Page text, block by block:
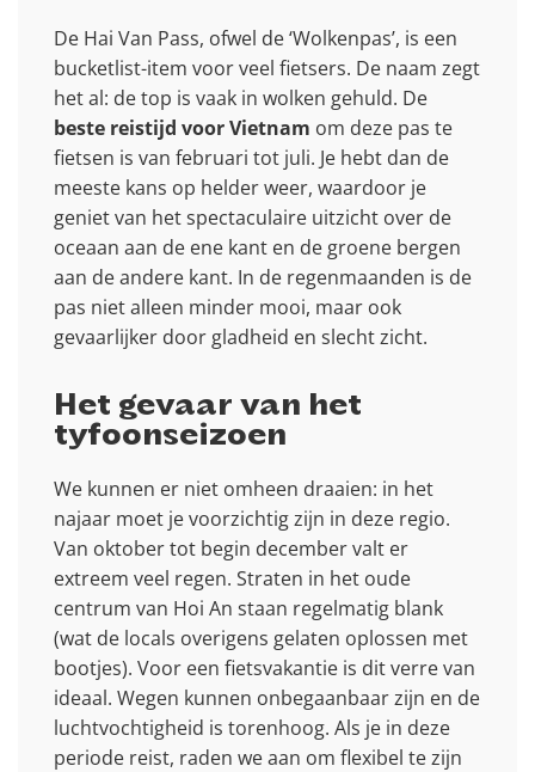
De Hai Van Pass, ofwel de ‘Wolkenpas’, is een
bucketlist-item voor veel fietsers. De naam zegt
het al: de top is vaak in wolken gehuld. De
beste reistijd voor Vietnam om deze pas te
fietsen is van februari tot juli. Je hebt dan de
meeste kans op helder weer, waardoor je
geniet van het spectaculaire uitzicht over de
oceaan aan de ene kant en de groene bergen
aan de andere kant. In de regenmaanden is de
pas niet alleen minder mooi, maar ook
gevaarlijker door gladheid en slecht zicht.
Het gevaar van het
tyfoonseizoen
We kunnen er niet omheen draaien: in het
najaar moet je voorzichtig zijn in deze regio.
Van oktober tot begin december valt er
extreem veel regen. Straten in het oude
centrum van Hoi An staan regelmatig blank
(wat de locals overigens gelaten oplossen met
bootjes). Voor een fietsvakantie is dit verre van
ideaal. Wegen kunnen onbegaanbaar zijn en de
luchtvochtigheid is torenhoog. Als je in deze
periode reist, raden we aan om flexibel te zijn